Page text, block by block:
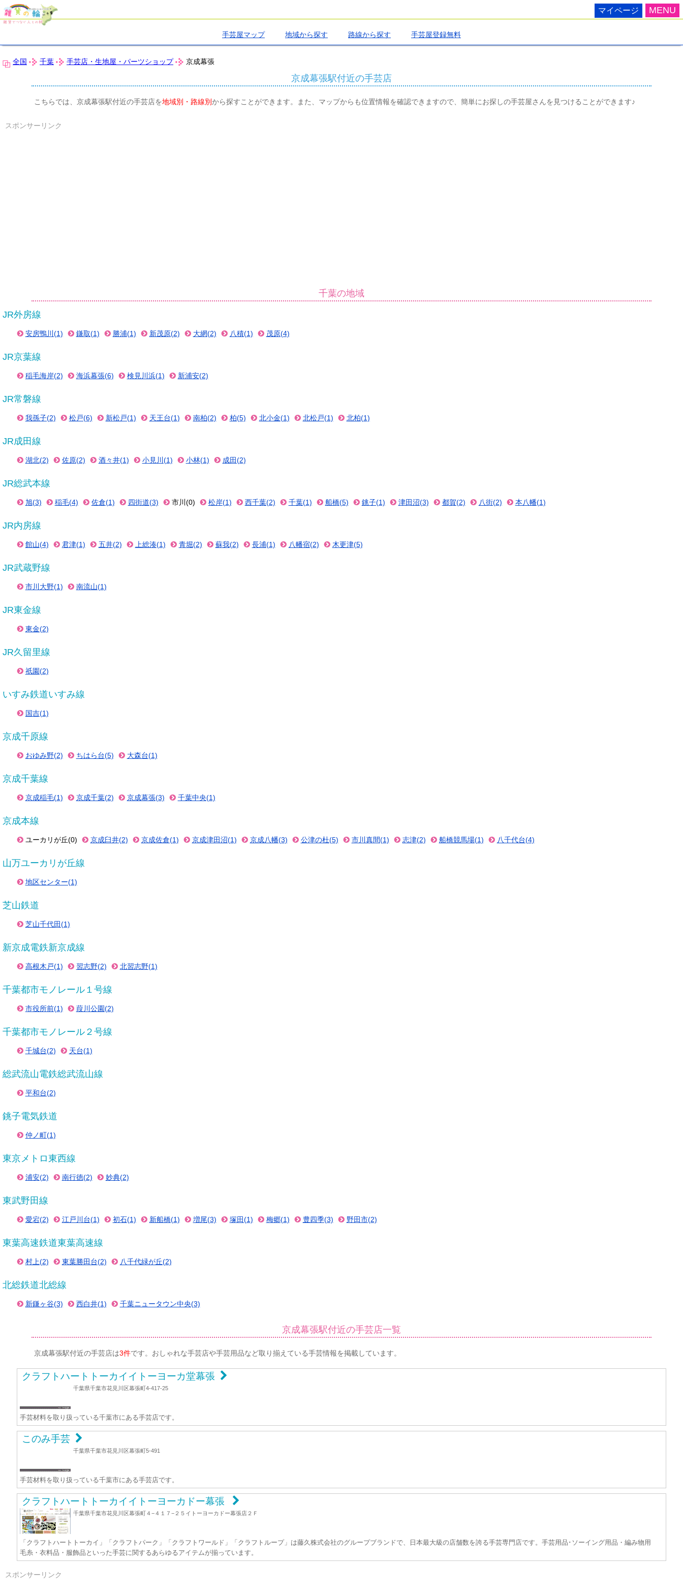
MENU
マイページ
手芸屋マップ 地域から探す 路線から探す 手芸屋登録無料
全国 千葉 手芸店・生地屋・パーツショップ 京成幕張
京成幕張駅付近の手芸店
こちらでは、京成幕張駅付近の手芸店を地域別・路線別から探すことができます。また、マップからも位置情報を確認できますので、簡単にお探しの手芸屋さんを見つけることができます♪
スポンサーリンク
千葉の地域
JR外房線
安房鴨川(1) 鎌取(1) 勝浦(1) 新茂原(2) 大網(2) 八積(1) 茂原(4)
JR京葉線
稲毛海岸(2) 海浜幕張(6) 検見川浜(1) 新浦安(2)
JR常磐線
我孫子(2) 松戸(6) 新松戸(1) 天王台(1) 南柏(2) 柏(5) 北小金(1) 北松戸(1) 北柏(1)
JR成田線
湖北(2) 佐原(2) 酒々井(1) 小見川(1) 小林(1) 成田(2)
JR総武本線
旭(3) 稲毛(4) 佐倉(1) 四街道(3) 市川(0) 松岸(1) 西千葉(2) 千葉(1) 船橋(5) 銚子(1) 津田沼(3) 都賀(2) 八街(2) 本八幡(1)
JR内房線
館山(4) 君津(1) 五井(2) 上総湊(1) 青堀(2) 蘇我(2) 長浦(1) 八幡宿(2) 木更津(5)
JR武蔵野線
市川大野(1) 南流山(1)
JR東金線
東金(2)
JR久留里線
祇園(2)
いすみ鉄道いすみ線
国吉(1)
京成千原線
おゆみ野(2) ちはら台(5) 大森台(1)
京成千葉線
京成稲毛(1) 京成千葉(2) 京成幕張(3) 千葉中央(1)
京成本線
ユーカリが丘(0) 京成臼井(2) 京成佐倉(1) 京成津田沼(1) 京成八幡(3) 公津の杜(5) 市川真間(1) 志津(2) 船橋競馬場(1) 八千代台(4)
山万ユーカリが丘線
地区センター(1)
芝山鉄道
芝山千代田(1)
新京成電鉄新京成線
高根木戸(1) 習志野(2) 北習志野(1)
千葉都市モノレール１号線
市役所前(1) 葭川公園(2)
千葉都市モノレール２号線
千城台(2) 天台(1)
総武流山電鉄総武流山線
平和台(2)
銚子電気鉄道
仲ノ町(1)
東京メトロ東西線
浦安(2) 南行徳(2) 妙典(2)
東武野田線
愛宕(2) 江戸川台(1) 初石(1) 新船橋(1) 増尾(3) 塚田(1) 梅郷(1) 豊四季(3) 野田市(2)
東葉高速鉄道東葉高速線
村上(2) 東葉勝田台(2) 八千代緑が丘(2)
北総鉄道北総線
新鎌ヶ谷(3) 西白井(1) 千葉ニュータウン中央(3)
京成幕張駅付近の手芸店一覧
京成幕張駅付近の手芸店は3件です。おしゃれな手芸店や手芸用品など取り揃えている手芸情報を掲載しています。
クラフトハートトーカイイトーヨーカ堂幕張
千葉県千葉市花見川区幕張町4-417-25
手芸材料を取り扱っている千葉市にある手芸店です。
このみ手芸
千葉県千葉市花見川区幕張町5-491
手芸材料を取り扱っている千葉市にある手芸店です。
クラフトハートトーカイイトーヨーカドー幕張
千葉県千葉市花見川区幕張町４−４１７−２５イトーヨーカドー幕張店２Ｆ
「クラフトハートトーカイ」「クラフトパーク」「クラフトワールド」「クラフトループ」は藤久株式会社のグループブランドで、日本最大級の店舗数を誇る手芸専門店です。手芸用品･ソーイング用品・編み物用
毛糸・衣料品・服飾品といった手芸に関するあらゆるアイテムが揃っています。
スポンサーリンク